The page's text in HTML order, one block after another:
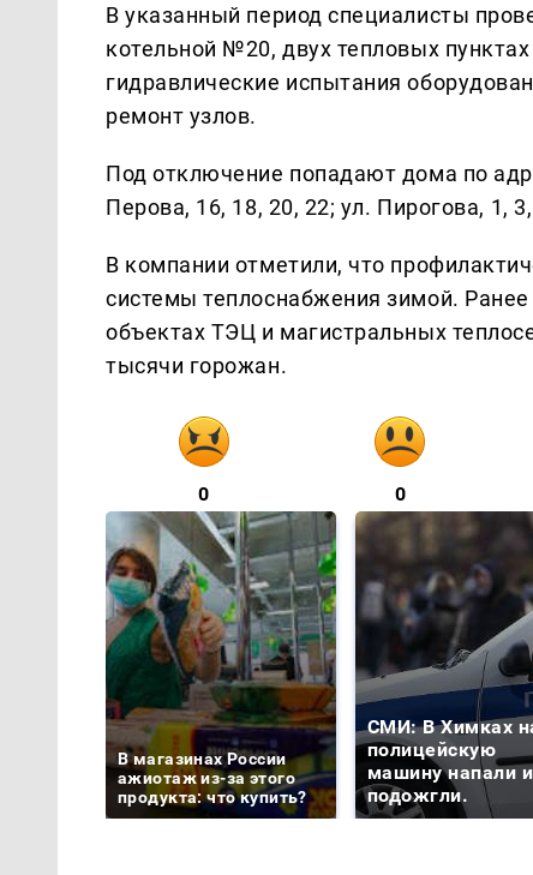
В указанный период специалисты
котельной №20, двух тепловых
гидравлические испытания
ремонт узлов.
Под отключение попадают дома по
Перова, 16, 18, 20, 22; ул. Пирогова, 1,
В компании отметили, что
системы теплоснабжения зимой.
объектах ТЭЦ и магистральных
тысячи горожан.
0 0
В магазинах России
ажиотаж из-за этого
продукта: что купить?
СМИ: В Химках
полицейскую
машину напали и
подожгли.